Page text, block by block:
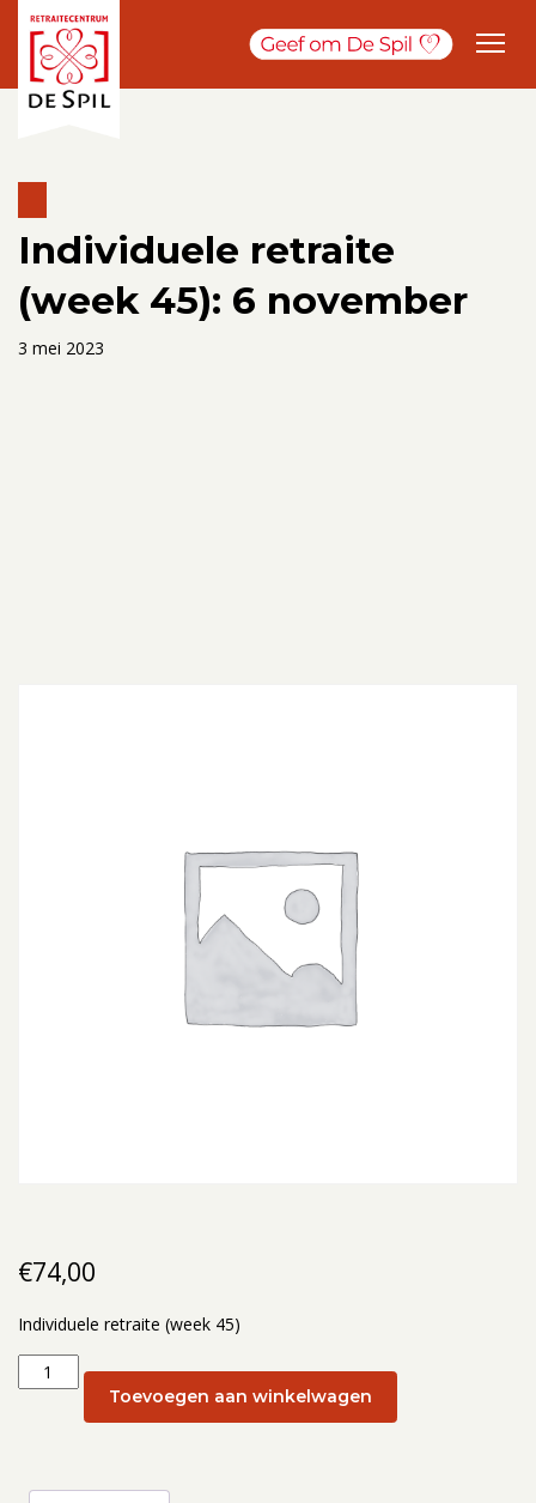
Individuele retraite
(week 45): 6 november
3 mei 2023
€74,00
Individuele retraite (week 45)
Individuele
retraite
Toevoegen aan winkelwagen